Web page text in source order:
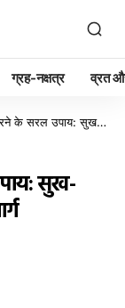
ग्रह-नक्षत्र व्रत
समृद्धि और शांति का आध्यात्मिक मार्ग
सुख-